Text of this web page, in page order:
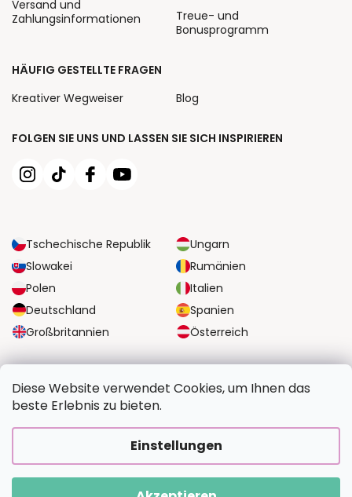
Diese Website verwendet Cookies, um Ihnen das
beste Erlebnis zu bieten.
Einstellungen
FOLGEN SIE UNS UND LASSEN SIE SICH INSPIRIEREN
Tschechische Republik
Ungarn
Slowakei
Rumänien
Polen
Italien
Deutschland
Spanien
Großbritannien
Österreich
Versand und
Zahlungsinformationen
Treue- und
Bonusprogramm
HÄUFIG GESTELLTE FRAGEN
Kreativer Wegweiser
Blog
SICHERE ZAHLUNGSOPTIONEN